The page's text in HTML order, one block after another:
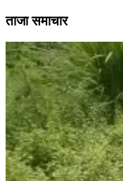
ताजा समाचार